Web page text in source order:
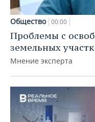
Общество 00:00
Проблемы с
земельных
Мнение эксперта